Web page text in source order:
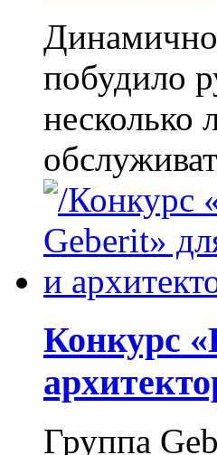
побудило
несколько
Конкурс
Группа